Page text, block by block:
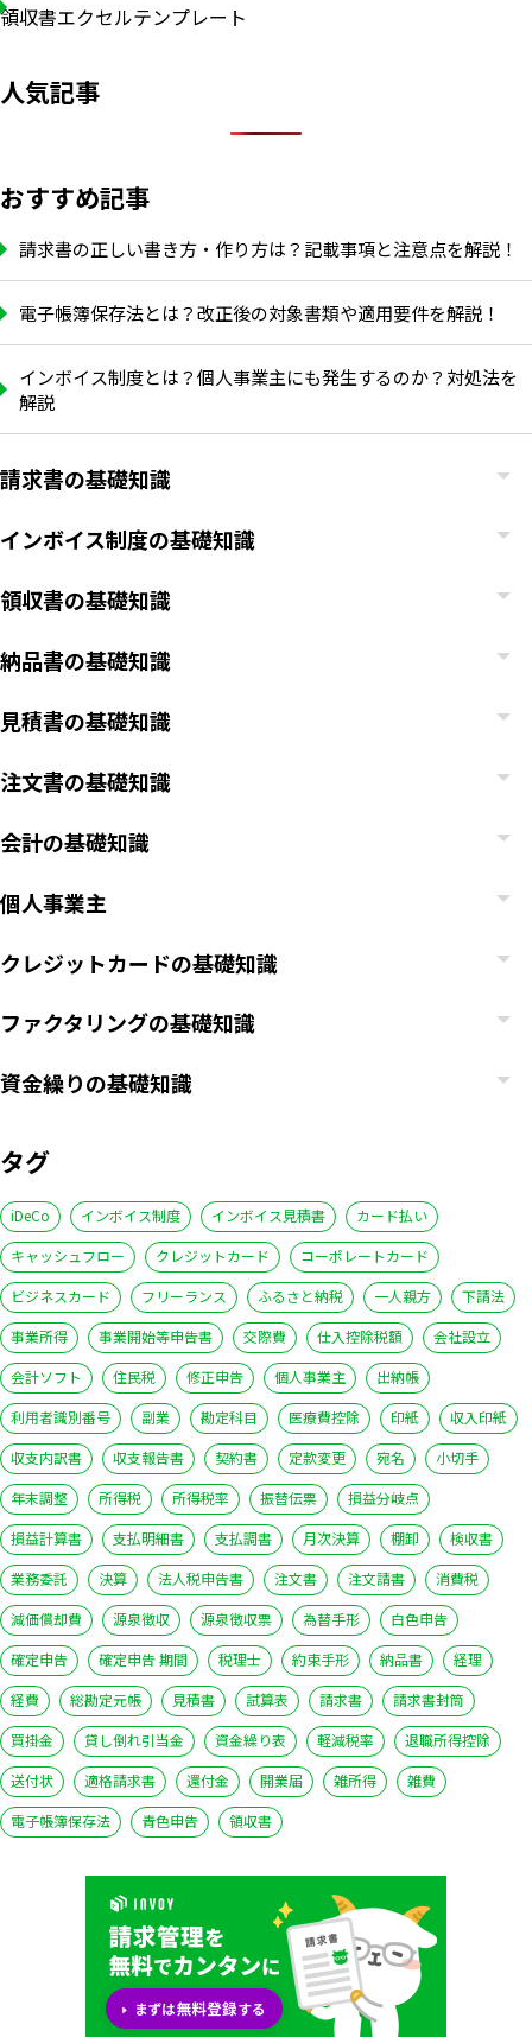
領収書エクセルテンプレート
人気記事
おすすめ記事
請求書の正しい書き方・作り方は？記載事項と注意点を解説！
電子帳簿保存法とは？改正後の対象書類や適用要件を解説！
インボイス制度とは？個人事業主にも発生するのか？対処法を
解説
請求書の基礎知識
インボイス制度の基礎知識
領収書の基礎知識
納品書の基礎知識
見積書の基礎知識
注文書の基礎知識
会計の基礎知識
個人事業主
クレジットカードの基礎知識
ファクタリングの基礎知識
資金繰りの基礎知識
タグ
iDeCo インボイス制度 インボイス見積書
カード払い
キャッシュフロー
クレジットカード
コーポレートカード
ビジネスカード
フリーランス ふるさと納税 一人親方
下請法
事業所得
事業開始等申告書 交際費 仕入控除税額
会社設立
会計ソフト
住民税 修正申告 個人事業主
出納帳
利用者識別番号
副業 勘定科目 医療費控除 印紙
収入印紙
収支内訳書
収支報告書 契約書 定款変更 宛名
小切手
年末調整
所得税 所得税率 振替伝票
損益分岐点
損益計算書
支払明細書 支払調書 月次決算 棚卸
検収書
業務委託
決算 法人税申告書 注文書 注文請書
消費税
減価償却費
源泉徴収 源泉徴収票 為替手形
白色申告
確定申告
確定申告 期間 税理士 約束手形 納品書
経理
経費
総勘定元帳 見積書 試算表 請求書
請求書封筒
買掛金
貸し倒れ引当金 資金繰り表 軽減税率
退職所得控除
送付状
適格請求書 還付金 開業届 雑所得
雑費
電子帳簿保存法
青色申告 領収書